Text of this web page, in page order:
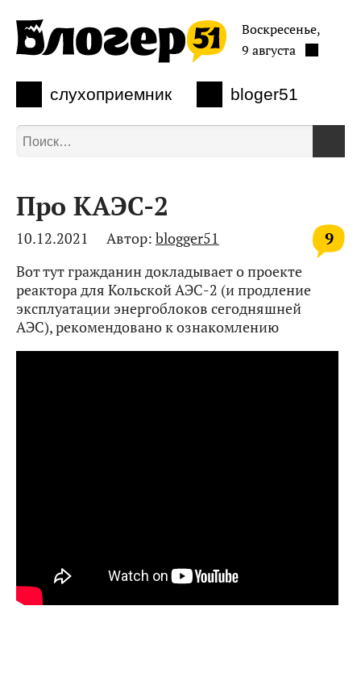
слухоприемник bloger51
Воскресенье,
9 августа
Про КАЭС-2
9
10.12.2021 Автор: blogger51
Вот тут гражданин докладывает о проекте
реактора для Кольской АЭС-2 (и продление
эксплуатации энергоблоков сегодняшней
АЭС), рекомендовано к ознакомлению